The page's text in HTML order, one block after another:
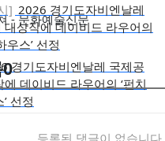
] 2026 경기도자비엔날레
대상작에 데이비드 라우어의
우스’ 선정
경기도자비엔날레 국제공
에 데이비드 라우어의 ‘펀치
선정
- 문화예술신문
0
등록된 댓글이 없습니다.